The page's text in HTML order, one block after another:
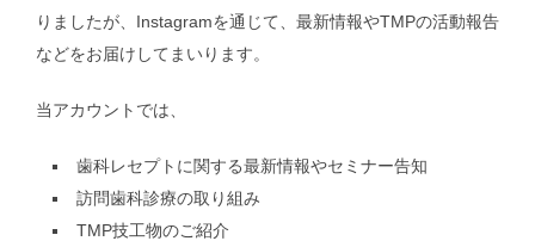
りましたが、Instagramを通じて、最新情報やTMPの活動報告
などをお届けしてまいります。
当アカウントでは、
歯科レセプトに関する最新情報やセミナー告知
訪問歯科診療の取り組み
TMP技工物のご紹介